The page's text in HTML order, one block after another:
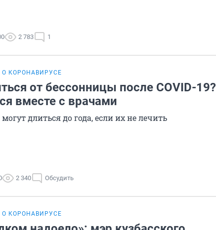
2 783 1
О КОРОНАВИРУСЕ
от бессонницы после COVID-19?
вместе с врачами
длиться до года, если их не лечить
2 340 Обсудить
О КОРОНАВИРУСЕ